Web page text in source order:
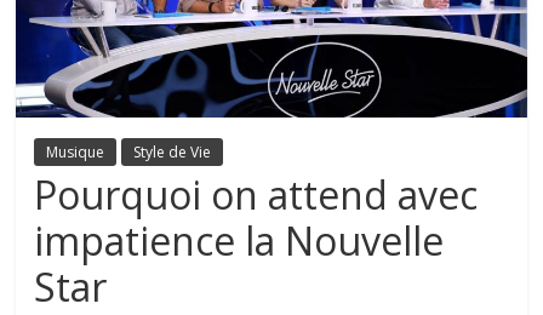
Musique Style de Vie
Pourquoi on attend avec
impatience la Nouvelle
Star